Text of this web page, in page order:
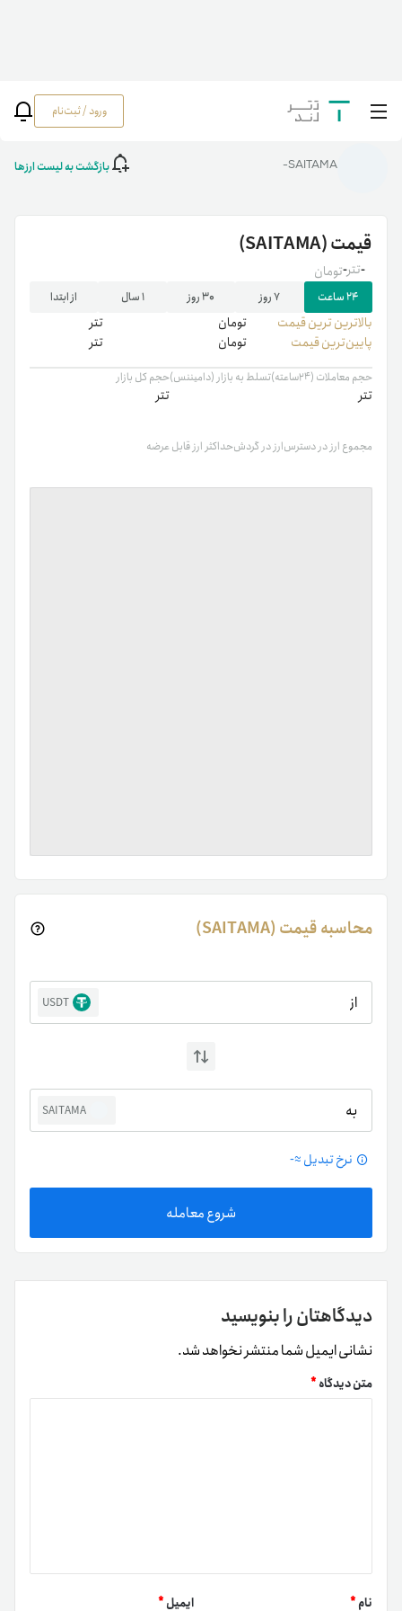
ورود / ثبت‌نام خانه رمزارزها/
SAITAMA
SAITAMA- بازگشت به لیست ارزها
قیمت(SAITAMA)
-تومان -تتر
۲۴ ساعت ۷ روز ۳۰ روز ۱ سال از ابتدا
بالاترین ‌ترین قیمت تومان
تتر
پایین‌ترین قیمت
تومان تتر
حجم معاملات (۲۴ساعته)
تتر
تسلط به بازار (دامیننس)حجم کل بازار
تتر
مجموع ارز در دسترسارز در گردشحداکثر ارز قابل عرضه
محاسبه قیمت (SAITAMA)
از USDT
به SAITAMA
نرخ تبدیل ≈-
شروع معامله
دیدگاهتان را بنویسید
نشانی ایمیل شما منتشر نخواهد شد.
متن دیدگاه*
نام* ایمیل*